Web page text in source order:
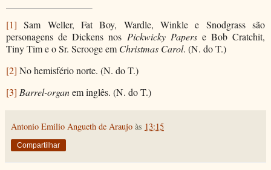
[1] Sam Weller, Fat Boy, Wardle, Winkle e Snodgrass são
personagens de Dickens nos Pickwicky Paperse Bob Cratchit,
Tiny Tim e o Sr. Scrooge em Christmas Carol. (N. do T.)
[2] No hemisfério norte. (N. do T.)
[3] Barrel-organem inglês. (N. do T.)
Antonio Emilio Angueth de Araujo às 13:15
Compartilhar